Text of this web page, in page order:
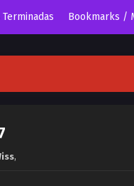
Bookmarks /
,